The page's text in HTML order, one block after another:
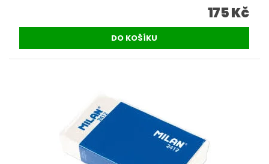
175 Kč